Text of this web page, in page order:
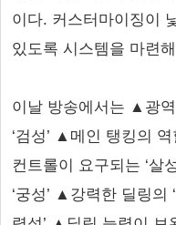
이다. 커스터마이징이
있도록 시스템을 마련
이날 방송에서는 ▲광
‘검성’ ▲메인 탱킹의
컨트롤이 요구되는 ‘살
‘궁성’ ▲강력한 딜링의